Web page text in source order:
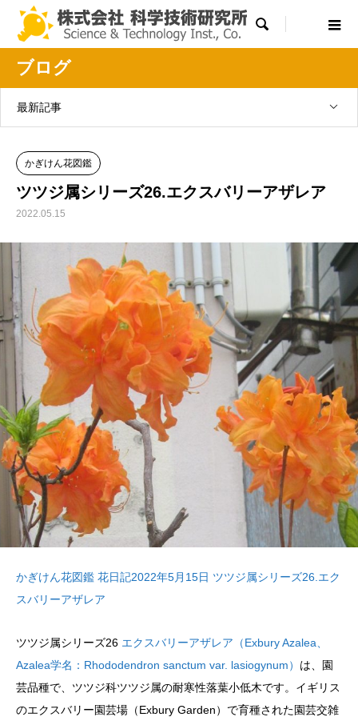

ブログ
最新記事
かぎけん花図鑑
ツツジ属シリーズ26.エクスバリーアザレア
2022.05.15
かぎけん花図鑑 花日記2022年5月15日 ツツジ属シリーズ26.エク
スバリーアザレア
ツツジ属シリーズ26 エクスバリーアザレア（Exbury Azalea、
Azalea学名：Rhododendron sanctum var. lasiogynum） は、園
芸品種で、ツツジ科ツツジ属の耐寒性落葉小低木です。イギリス
のエクスバリー園芸場（Exbury Garden）で育種された園芸交雑